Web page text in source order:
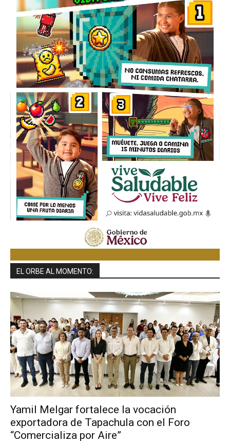
EL ORBE AL MOMENTO:
Yamil Melgar fortalece la vocación
exportadora de Tapachula con el Foro
“Comercializa por Aire”